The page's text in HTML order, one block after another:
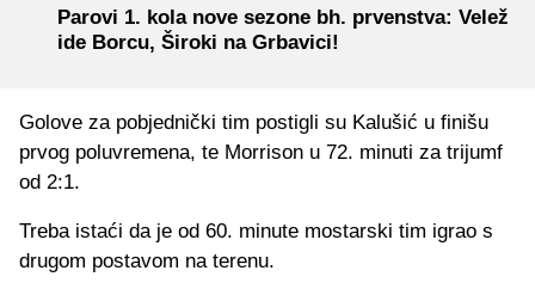
Parovi 1. kola nove sezone bh. prvenstva: Velež
ide Borcu, Široki na Grbavici!
Golove za pobjednički tim postigli su Kalušić u finišu
prvog poluvremena, te Morrison u 72. minuti za trijumf
od 2:1.
Treba istaći da je od 60. minute mostarski tim igrao s
drugom postavom na terenu.